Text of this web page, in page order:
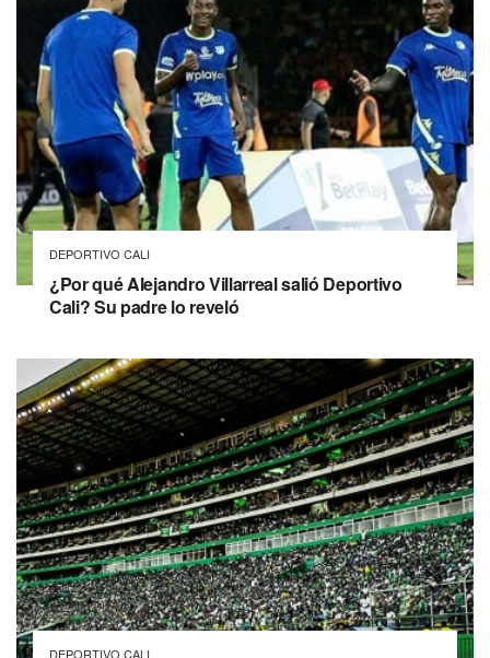
DEPORTIVO CALI
¿Por qué Alejandro Villarreal salió Deportivo
Cali? Su padre lo reveló
DEPORTIVO CALI